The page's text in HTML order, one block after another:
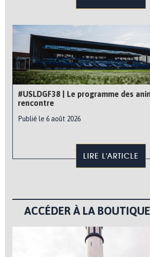
#USLDGF38 | Le programme des
rencontre
Publié le 6 août 2026
LIRE L'ARTICLE
ACCÉDER À LA